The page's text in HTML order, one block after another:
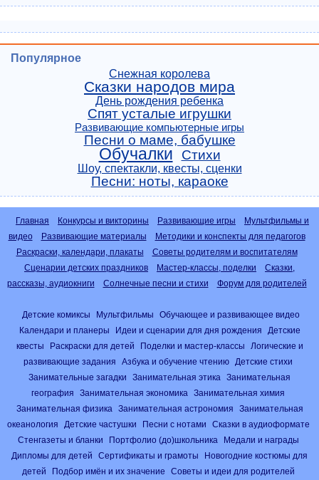
Популярное
Снежная королева
Сказки народов мира
День рождения ребенка
Спят усталые игрушки
Развивающие компьютерные игры
Песни о маме, бабушке
Обучалки Стихи
Шоу, спектакли, квесты, сценки
Песни: ноты, караоке
Главная Конкурсы и викторины Развивающие игры
Мультфильмы и
видео
Развивающие материалы
Методики и конспекты для педагогов
Раскраски, календари, плакаты
Советы родителям и воспитателям
Сценарии детских праздников
Мастер-классы, поделки
Сказки,
рассказы, аудиокниги
Солнечные песни и стихи Форум для родителей
Детские комиксы Мультфильмы
Обучающее и развивающее видео
Календари и планеры
Идеи и сценарии для дня рождения
Детские
квесты
Раскраски для детей Поделки и мастер-классы
Логические и
развивающие задания
Азбука и обучение чтению
Детские стихи
Занимательные загадки
Занимательная этика
Занимательная
география
Занимательная экономика
Занимательная химия
Занимательная физика
Занимательная астрономия
Занимательная
океанология
Детские частушки Песни с нотами
Сказки в аудиоформате
Стенгазеты и бланки
Портфолио (до)школьника
Медали и награды
Дипломы для детей
Сертификаты и грамоты
Новогодние костюмы для
детей
Подбор имён и их значение
Советы и идеи для родителей